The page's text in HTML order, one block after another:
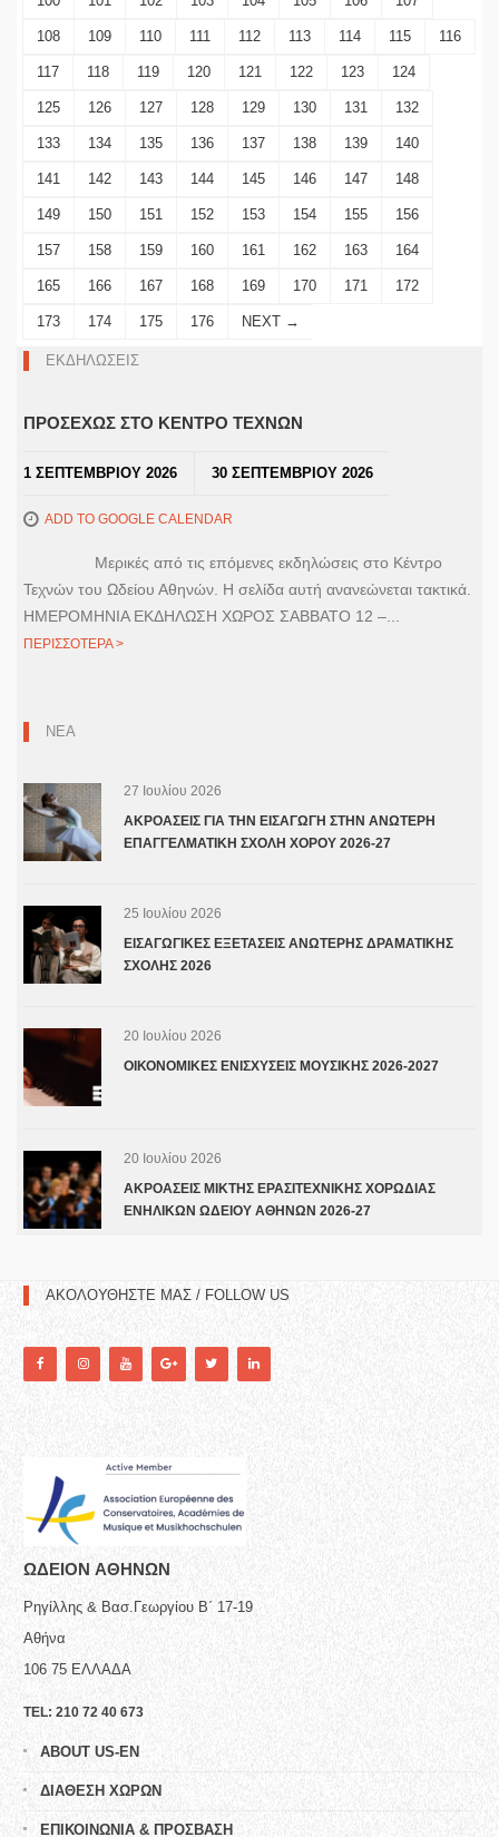
108 109 110 111 112 113 114 115 116
117 118 119 120 121 122 123 124
125 126 127 128 129 130 131 132
133 134 135 136 137 138 139 140
141 142 143 144 145 146 147 148
149 150 151 152 153 154 155 156
157 158 159 160 161 162 163 164
165 166 167 168 169 170 171 172
173 174 175 176 NEXT →
ΕΚΔΗΛΩΣΕΙΣ
ΠΡΟΣΕΧΩΣ ΣΤΟ ΚΕΝΤΡΟ ΤΕΧΝΩΝ
1 ΣΕΠΤΕΜΒΡΙΟΥ 2026 30 ΣΕΠΤΕΜΒΡΙΟΥ 2026
ADD TO GOOGLE CALENDAR
Μερικές από τις επόμενες εκδηλώσεις στο Κέντρο
Τεχνών του Ωδείου Αθηνών. Η σελίδα αυτή ανανεώνεται τακτικά.
ΗΜΕΡΟΜΗΝΙΑ ΕΚΔΗΛΩΣΗ ΧΩΡΟΣ ΣΑΒΒΑΤΟ 12 –...
ΠΕΡΙΣΣΟΤΕΡΑ >
ΝΕΑ
27 Ιουλίου 2026
ΑΚΡΟΑΣΕΙΣ ΓΙΑ ΤΗΝ ΕΙΣΑΓΩΓΗ ΣΤΗΝ ΑΝΩΤΕΡΗ
ΕΠΑΓΓΕΛΜΑΤΙΚΗ ΣΧΟΛΗ ΧΟΡΟΥ 2026-27
25 Ιουλίου 2026
ΕΙΣΑΓΩΓΙΚΕΣ ΕΞΕΤΑΣΕΙΣ ΑΝΩΤΕΡΗΣ ΔΡΑΜΑΤΙΚΗΣ
ΣΧΟΛΗΣ 2026
20 Ιουλίου 2026
ΟΙΚΟΝΟΜΙΚΕΣ ΕΝΙΣΧΥΣΕΙΣ ΜΟΥΣΙΚΗΣ 2026-2027
20 Ιουλίου 2026
ΑΚΡΟΑΣΕΙΣ ΜΙΚΤΗΣ ΕΡΑΣΙΤΕΧΝΙΚΗΣ ΧΟΡΩΔΙΑΣ
ΕΝΗΛΙΚΩΝ ΩΔΕΙΟΥ ΑΘΗΝΩΝ 2026-27
ΑΚΟΛΟΥΘΗΣΤΕ ΜΑΣ / FOLLOW US
ΩΔΕΙΟN ΑΘΗΝΩΝ
Ρηγίλλης & Βασ.Γεωργίου Β΄ 17-19
Αθήνα
106 75 ΕΛΛΑΔΑ
TEL: 210 72 40 673
ABOUT US-EN
ΔΙΑΘΕΣΗ ΧΩΡΩΝ
ΕΠΙΚΟΙΝΩΝΙΑ & ΠΡΟΣΒΑΣΗ